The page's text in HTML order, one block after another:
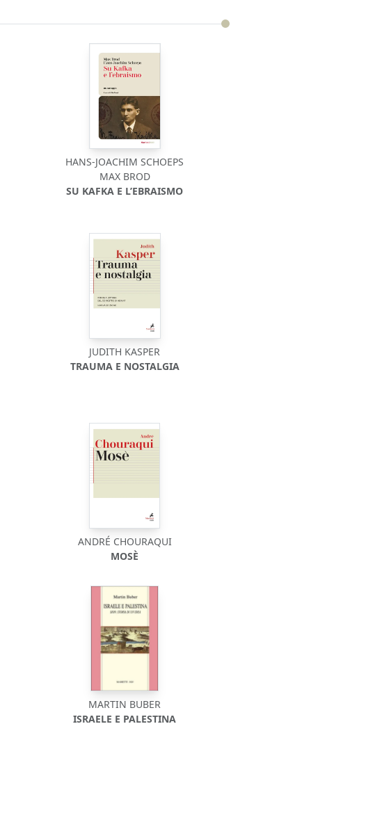
HANS-JOACHIM SCHOEPS
MAX BROD
SU KAFKA E L’EBRAISMO
JUDITH KASPER
TRAUMA E NOSTALGIA
ANDRÉ CHOURAQUI
MOSÈ
MARTIN BUBER
ISRAELE E PALESTINA